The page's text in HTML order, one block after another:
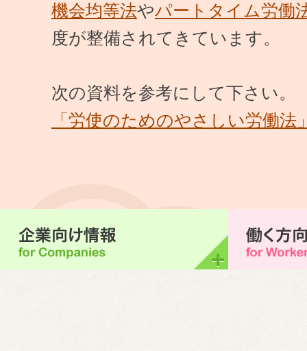
機会均等法やパートタイム労働
度が整備されてきています。
次の資料を参考にして下さい。
「労使のためのやさしい労働法